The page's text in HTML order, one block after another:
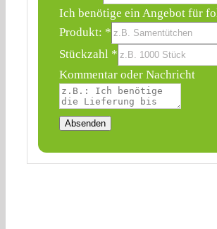
Ich benötige ein Angebot für
Produkt: *
Stückzahl *
Kommentar oder Nachricht
Absenden